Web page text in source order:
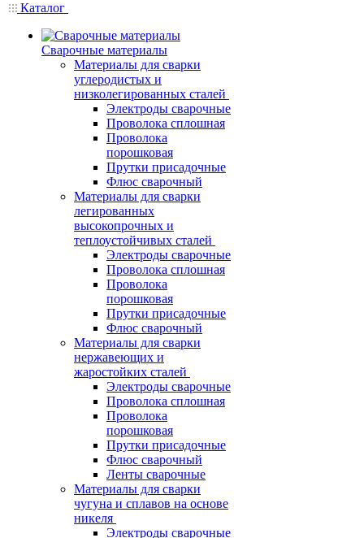
Каталог
Сварочные материалы
Материалы для сварки
углеродистых и
низколегированных сталей
Электроды сварочные
Проволока сплошная
Проволока
порошковая
Прутки присадочные
Флюс сварочный
Материалы для сварки
легированных
высокопрочных и
теплоустойчивых сталей
Электроды сварочные
Проволока сплошная
Проволока
порошковая
Прутки присадочные
Флюс сварочный
Материалы для сварки
нержавеющих и
жаростойких сталей
Электроды сварочные
Проволока сплошная
Проволока
порошковая
Прутки присадочные
Флюс сварочный
Ленты сварочные
Материалы для сварки
чугуна и сплавов на основе
никеля
Электроды сварочные